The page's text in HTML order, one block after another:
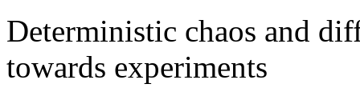
Deterministic chaos and
towards experiments